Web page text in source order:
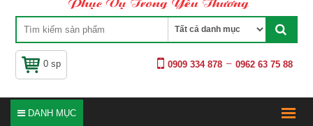
0 sp 0909 334 878 0962 63 75 88
DANH MỤC